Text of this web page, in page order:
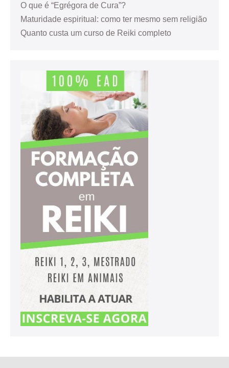
O que é “Egrégora de Cura”?
Maturidade espiritual: como ter mesmo sem religião
Quanto custa um curso de Reiki completo